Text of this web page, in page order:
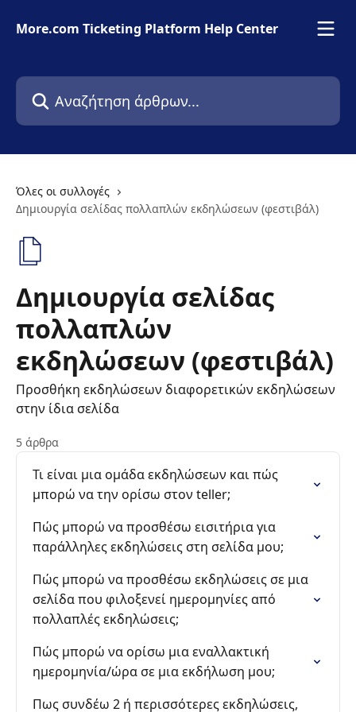
More.com Ticketing Platform Help Center
Αναζήτηση άρθρων...
Όλες οι συλλογές
Δημιουργία σελίδας πολλαπλών εκδηλώσεων (φεστιβάλ)
Δημιουργία σελίδας
πολλαπλών
εκδηλώσεων (φεστιβάλ)
Προσθήκη εκδηλώσεων διαφορετικών εκδηλώσεων
στην ίδια σελίδα
5 άρθρα
Τι είναι μια ομάδα εκδηλώσεων και πώς
μπορώ να την ορίσω στον teller;
Πώς μπορώ να προσθέσω εισιτήρια για
παράλληλες εκδηλώσεις στη σελίδα μου;
Πώς μπορώ να προσθέσω εκδηλώσεις σε μια
σελίδα που φιλοξενεί ημερομηνίες από
πολλαπλές εκδηλώσεις;
Πώς μπορώ να ορίσω μια εναλλακτική
ημερομηνία/ώρα σε μια εκδήλωση μου;
Πως συνδέω 2 ή περισσότερες εκδηλώσεις,